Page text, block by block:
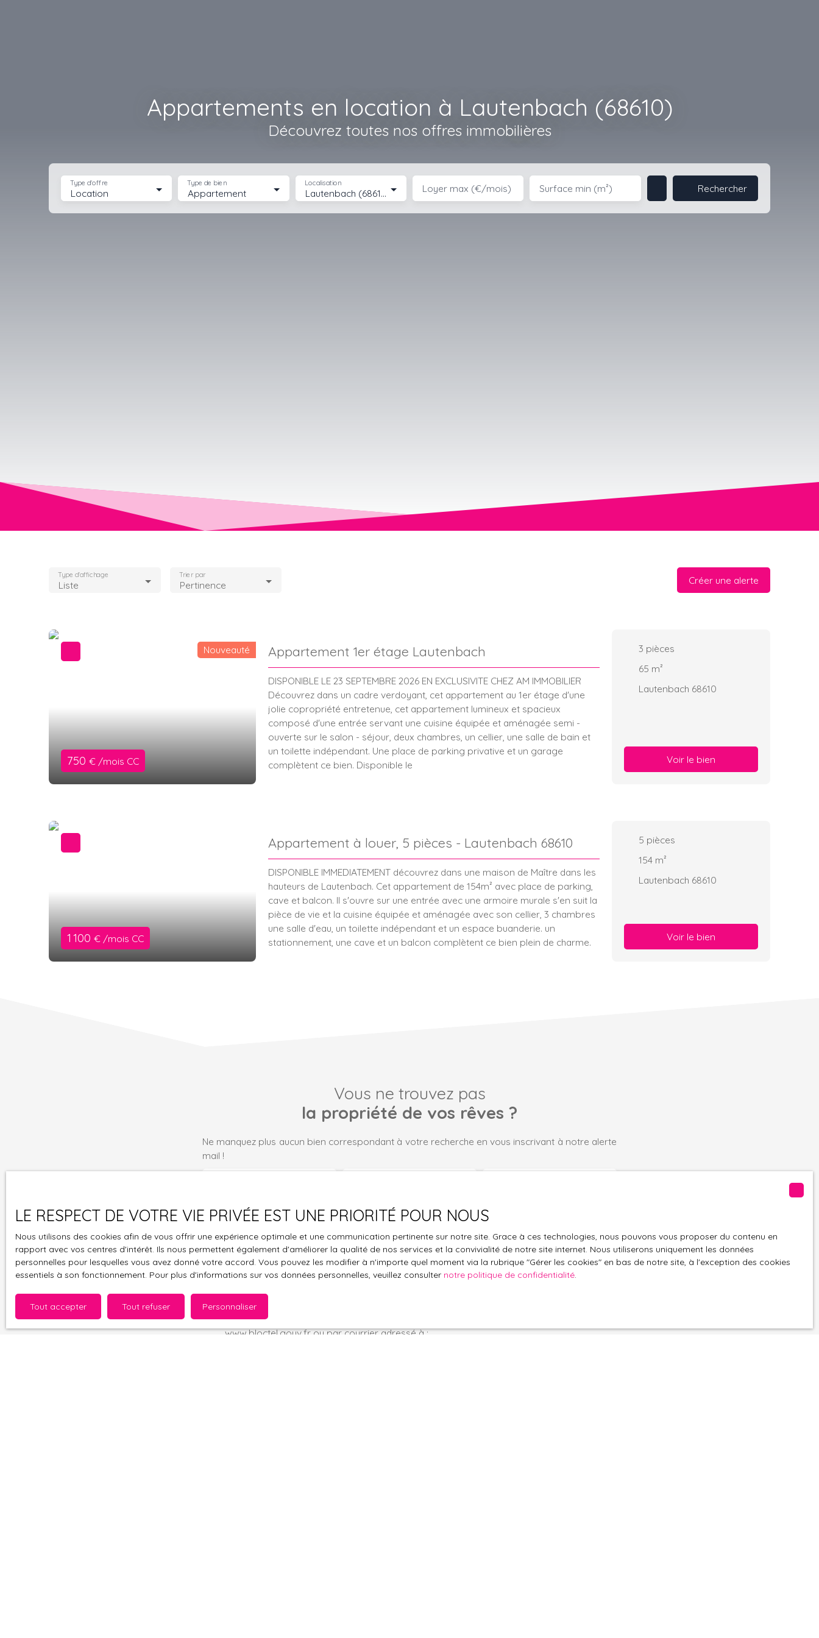
Appartements en location à Lautenbach (68610)
Découvrez toutes nos offres immobilières
Location
Type d'offre
Appartement
Type de bien
Lautenbach (68610)
Localisation Loyer max (€/mois) Surface min (m²) Rechercher
Liste
Type d'affichage
Pertinence
Trier par Créer une alerte
750 € /mois CC
Nouveauté Appartement 1er étage Lautenbach
DISPONIBLE LE 23 SEPTEMBRE 2026 EN EXCLUSIVITE CHEZ AM IMMOBILIER
Découvrez dans un cadre verdoyant, cet appartement au 1er étage d'une
jolie copropriété entretenue, cet appartement lumineux et spacieux
composé d'une entrée servant une cuisine équipée et aménagée semi -
ouverte sur le salon - séjour, deux chambres, un cellier, une salle de bain et
un toilette indépendant. Une place de parking privative et un garage
complètent ce bien. Disponible le
3 pièces
65 m²
Lautenbach 68610
Voir le bien
1 100 € /mois CC
Appartement à louer, 5 pièces - Lautenbach 68610
DISPONIBLE IMMEDIATEMENT découvrez dans une maison de Maître dans les
hauteurs de Lautenbach. Cet appartement de 154m² avec place de parking,
cave et balcon. Il s'ouvre sur une entrée avec une armoire murale s'en suit la
pièce de vie et la cuisine équipée et aménagée avec son cellier, 3 chambres
une salle d'eau, un toilette indépendant et un espace buanderie. un
stationnement, une cave et un balcon complètent ce bien plein de charme.
5 pièces
154 m²
Lautenbach 68610
Voir le bien
Vous ne trouvez pas
la propriété de vos rêves ?
Ne manquez plus aucun bien correspondant à votre recherche en vous inscrivant à notre alerte
mail !
Location
Type d'offre
Appartement
Type de bien
Loyer max (€/mois) Surface min (m²) Pièces min
J'accepte le traitement de mes données personnelles conformément au RGPD. Si vous ne
souhaitez pas faire l'objet de prospection commerciale par voie téléphonique, vous
pouvez vous inscrire gratuitement sur la liste d'opposition au démarchage téléphonique,
prévu par l'article L223-1 du code de la consommation, sur le site Internet
www.bloctel.gouv.fr ou par courrier adressé à :
LE RESPECT DE VOTRE VIE PRIVÉE EST UNE PRIORITÉ POUR NOUS
Nous utilisons des cookies afin de vous offrir une expérience optimale et une communication pertinente sur notre site. Grace à ces technologies, nous pouvons vous proposer du contenu en
rapport avec vos centres d'intérêt. Ils nous permettent également d'améliorer la qualité de nos services et la convivialité de notre site internet. Nous utiliserons uniquement les données
personnelles pour lesquelles vous avez donné votre accord. Vous pouvez les modifier à n'importe quel moment via la rubrique ″Gérer les cookies″ en bas de notre site, à l'exception des cookies
essentiels à son fonctionnement. Pour plus d'informations sur vos données personnelles, veuillez consulter notre politique de confidentialité.
Tout accepter Tout refuser Personnaliser